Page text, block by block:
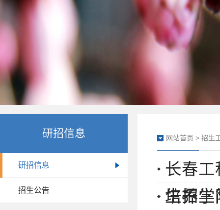
研招信息
研招信息
招生公告
网站首页 > 招生
长春工
生招生
培养学